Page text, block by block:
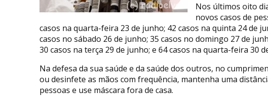
Nos últimos oito
novos casos de
casos na quarta-feira 23 de junho; 42 casos na quinta 24 de
casos no sábado 26 de junho; 35 casos no domingo 27 de
30 casos na terça 29 de junho; e 64 casos na quarta-feira 30
Na defesa da sua saúde e da saúde dos outros, no
ou desinfete as mãos com frequência, mantenha uma
pessoas e use máscara fora de casa.